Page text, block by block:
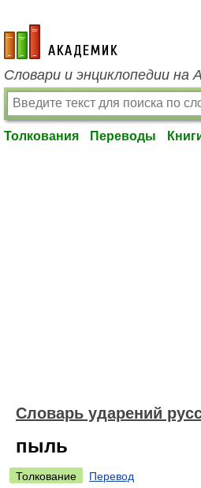
academic.ru
Словари и энциклопедии на
Толкования Переводы
Словарь ударений
пыль
Толкование
Перевод